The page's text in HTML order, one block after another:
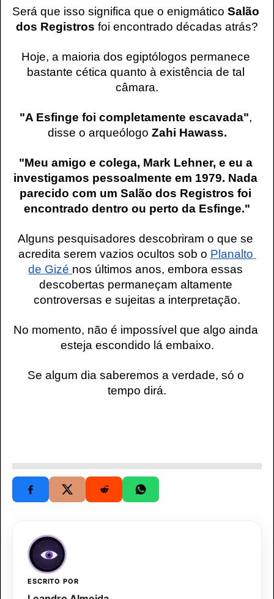
Será que isso significa que o enigmático Salão
dos Registros foi encontrado décadas atrás?
Hoje, a maioria dos egiptólogos permanece
bastante cética quanto à existência de tal
câmara.
"A Esfinge foi completamente escavada",
disse o arqueólogo Zahi Hawass.
"Meu amigo e colega, Mark Lehner, e eu a
investigamos pessoalmente em 1979. Nada
parecido com um Salão dos Registros foi
encontrado dentro ou perto da Esfinge."
Alguns pesquisadores descobriram o que se
acredita serem vazios ocultos sob o Planalto
de Gizé nos últimos anos, embora essas
descobertas permaneçam altamente
controversas e sujeitas a interpretação.
No momento, não é impossível que algo ainda
esteja escondido lá embaixo.
Se algum dia saberemos a verdade, só o
tempo dirá.
ESCRITO POR